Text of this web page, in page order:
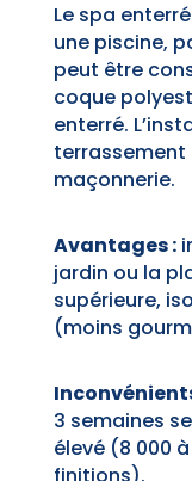
Le spa
une piscine,
peut être
coque
enterré.
terrassement
maçonnerie.
Avantages :
jardin ou la
supérieure,
(moins
3 semaines
élevé (8 000